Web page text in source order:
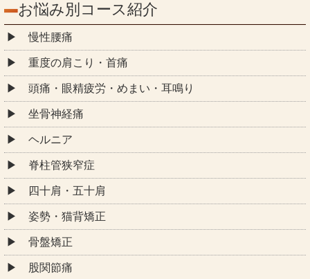
お悩み別コース紹介
慢性腰痛
重度の肩こり・首痛
頭痛・眼精疲労・めまい・耳鳴り
坐骨神経痛
ヘルニア
脊柱管狭窄症
四十肩・五十肩
姿勢・猫背矯正
骨盤矯正
股関節痛